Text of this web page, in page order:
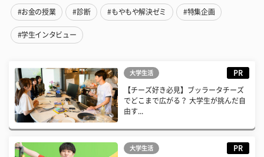
#お金の授業 #診断 #もやもや解決ゼミ #特集企画
#学生インタビュー
大学生活 PR
【チーズ好き必見】ブッラータチーズ
でどこまで広がる？ 大学生が挑んだ自
由す...
大学生活 PR